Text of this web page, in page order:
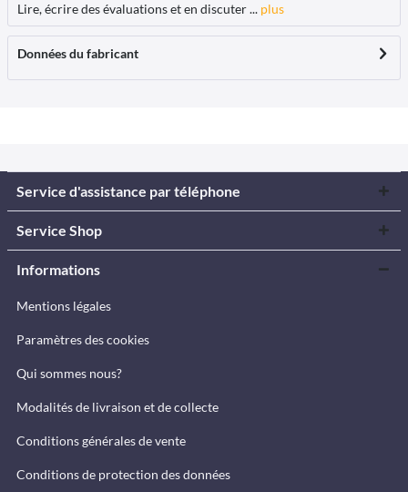
Lire, écrire des évaluations et en discuter ... plus
Données du fabricant
Service d'assistance par téléphone
Service Shop
Informations
Mentions légales
Paramètres des cookies
Qui sommes nous?
Modalités de livraison et de collecte
Conditions générales de vente
Conditions de protection des données